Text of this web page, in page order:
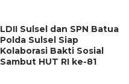
LDII Sulsel dan SPN Batua
Polda Sulsel Siap
Kolaborasi Bakti Sosial
Sambut HUT RI ke-81